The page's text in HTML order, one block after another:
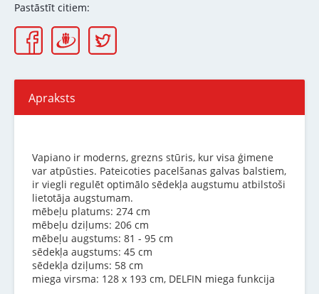
Pastāstīt citiem:
Apraksts
Vapiano ir moderns, grezns stūris, kur visa ģimene
var atpūsties. Pateicoties pacelšanas galvas balstiem,
ir viegli regulēt optimālo sēdekļa augstumu atbilstoši
lietotāja augstumam.
mēbeļu platums: 274 cm
mēbeļu dziļums: 206 cm
mēbeļu augstums: 81 - 95 cm
sēdekļa augstums: 45 cm
sēdekļa dziļums: 58 cm
miega virsma: 128 x 193 cm, DELFIN miega funkcija